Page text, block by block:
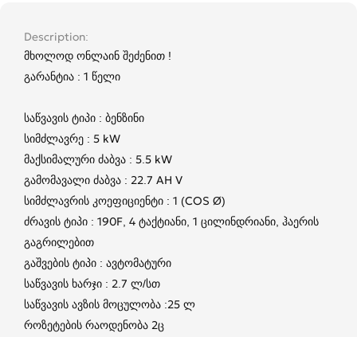
Description
მხოლოდ ონლაინ შეძენით !
გარანტია : 1 წელი
საწვავის ტიპი : ბენზინი
სიმძლავრე : 5 kW
მაქსიმალური ძაბვა : 5.5 kW
გამომავალი ძაბვა : 22.7 AH V
სიმძლავრის კოეფიციენტი : 1 (COS Ø)
ძრავის ტიპი : 190F, 4 ტაქტიანი, 1 ცილინდრიანი, ჰაერის
გაგრილებით
გაშვების ტიპი : ავტომატური
საწვავის ხარჯი : 2.7 ლ/სთ
საწვავის ავზის მოცულობა :25 ლ
როზეტების რაოდენობა 2ც